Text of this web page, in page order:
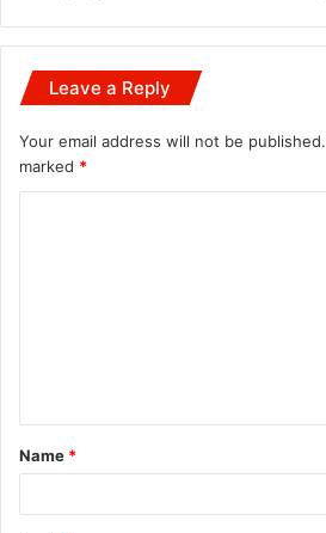
Leave a Reply
Your email address will not be published.
marked *
t
*
Name *